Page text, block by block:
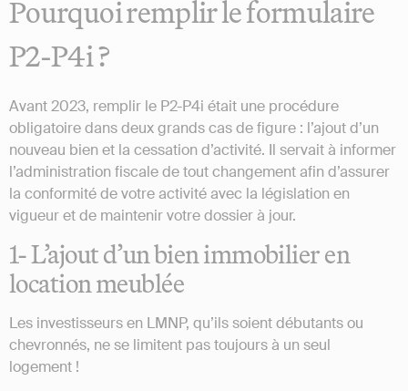
Pourquoi remplir le formulaire
P2-P4i ?
Avant 2023, remplir le P2-P4i était une procédure
obligatoire dans deux grands cas de figure : l’ajout d’un
nouveau bien et la cessation d’activité. Il servait à informer
l’administration fiscale de tout changement afin d’assurer
la conformité de votre activité avec la législation en
vigueur et de maintenir votre dossier à jour.
1- L’ajout d’un bien immobilier en
location meublée
Les investisseurs en LMNP, qu’ils soient débutants ou
chevronnés, ne se limitent pas toujours à un seul
logement !